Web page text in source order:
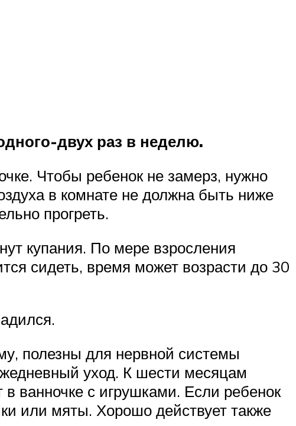
двух раз в неделю.
Чтобы ребенок не замерз, нужно
в комнате не должна быть ниже
прогреть.
купания. По мере взросления
сидеть, время может возрасти до 30
полезны для нервной системы
уход. К шести месяцам
в ванночке с игрушками. Если ребенок
или мяты. Хорошо действует также